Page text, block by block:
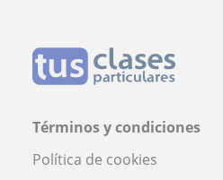
Términos y condiciones
Política de cookies